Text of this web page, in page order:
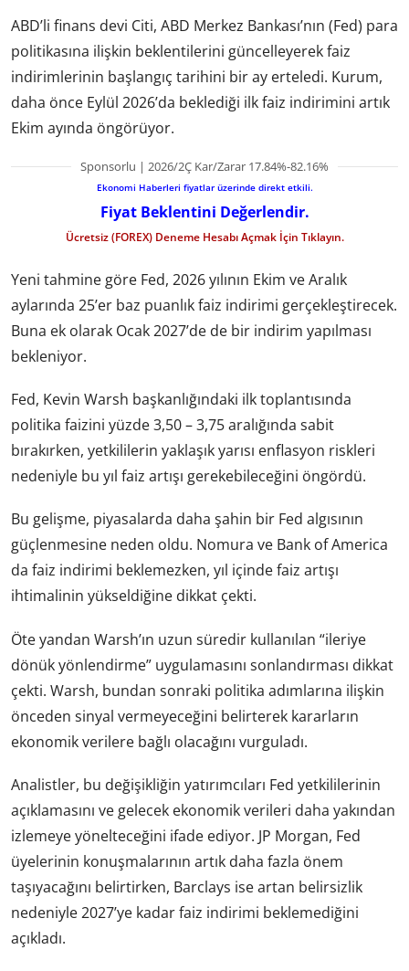
ABD’li finans devi Citi, ABD Merkez Bankası’nın (Fed) para
politikasına ilişkin beklentilerini güncelleyerek faiz
indirimlerinin başlangıç tarihini bir ay erteledi. Kurum,
daha önce Eylül 2026’da beklediği ilk faiz indirimini artık
Ekim ayında öngörüyor.
Sponsorlu | 2026/2Ç Kar/Zarar 17.84%-82.16%
Ekonomi Haberleri fiyatlar üzerinde direkt etkili.
Fiyat Beklentini Değerlendir.
Ücretsiz (FOREX) Deneme Hesabı Açmak İçin Tıklayın.
Yeni tahmine göre Fed, 2026 yılının Ekim ve Aralık
aylarında 25’er baz puanlık faiz indirimi gerçekleştirecek.
Buna ek olarak Ocak 2027’de de bir indirim yapılması
bekleniyor.
Fed, Kevin Warsh başkanlığındaki ilk toplantısında
politika faizini yüzde 3,50 – 3,75 aralığında sabit
bırakırken, yetkililerin yaklaşık yarısı enflasyon riskleri
nedeniyle bu yıl faiz artışı gerekebileceğini öngördü.
Bu gelişme, piyasalarda daha şahin bir Fed algısının
güçlenmesine neden oldu. Nomura ve Bank of America
da faiz indirimi beklemezken, yıl içinde faiz artışı
ihtimalinin yükseldiğine dikkat çekti.
Öte yandan Warsh’ın uzun süredir kullanılan “ileriye
dönük yönlendirme” uygulamasını sonlandırması dikkat
çekti. Warsh, bundan sonraki politika adımlarına ilişkin
önceden sinyal vermeyeceğini belirterek kararların
ekonomik verilere bağlı olacağını vurguladı.
Analistler, bu değişikliğin yatırımcıları Fed yetkililerinin
açıklamasını ve gelecek ekonomik verileri daha yakından
izlemeye yönelteceğini ifade ediyor. JP Morgan, Fed
üyelerinin konuşmalarının artık daha fazla önem
taşıyacağını belirtirken, Barclays ise artan belirsizlik
nedeniyle 2027’ye kadar faiz indirimi beklemediğini
açıkladı.